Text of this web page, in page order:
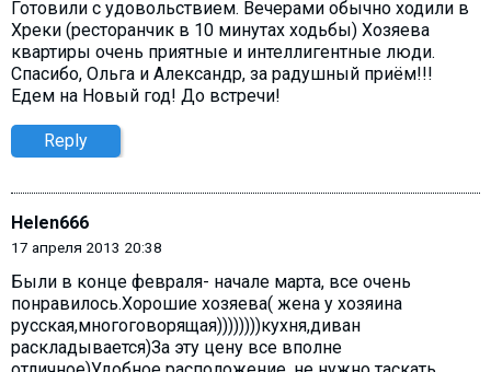
Готовили с удовольствием. Вечерами обычно ходили в
Хреки (ресторанчик в 10 минутах ходьбы) Хозяева
квартиры очень приятные и интеллигентные люди.
Спасибо, Ольга и Александр, за радушный приём!!!
Едем на Новый год! До встречи!
Reply
Helen666
17 апреля 2013 20:38
Были в конце февраля- начале марта, все очень
понравилось.Хорошие хозяева( жена у хозяина
русская,многоговорящая))))))))кухня,диван
раскладывается)За эту цену все вполне